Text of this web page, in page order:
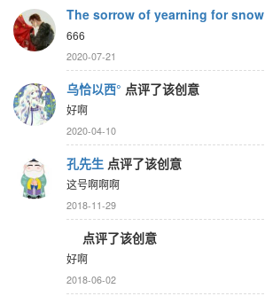
The sorrow of yearning for snow
666
2020-07-21
乌恰以西° 点评了该创意
好啊
2020-04-10
孔先生 点评了该创意
这号啊啊啊
2018-11-29
点评了该创意
好啊
2018-06-02